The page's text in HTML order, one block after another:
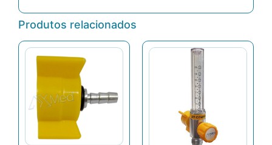
Produtos relacionados